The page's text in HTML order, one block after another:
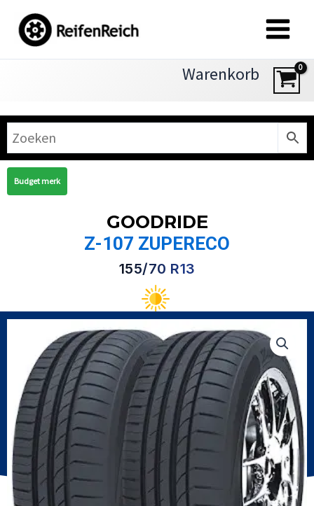
Inhalt
springen
Warenkorb
Budget merk
GOODRIDE
Z-107 ZUPERECO
155/70 R13